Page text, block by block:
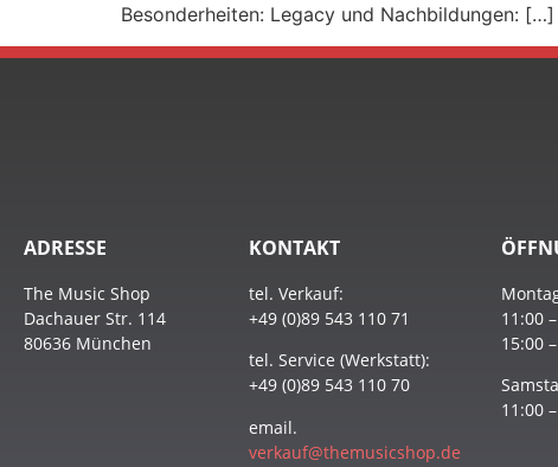
Besonderheiten: Legacy und Nachbildungen: […]
ADRESSE
The Music Shop
Dachauer Str. 114
80636 München
KONTAKT
tel. Verkauf:
+49 (0)89 543 110 71
tel. Service (Werkstatt):
+49 (0)89 543 110 70
email.
verkauf@themusicshop.de
11:00
15:00
11:00